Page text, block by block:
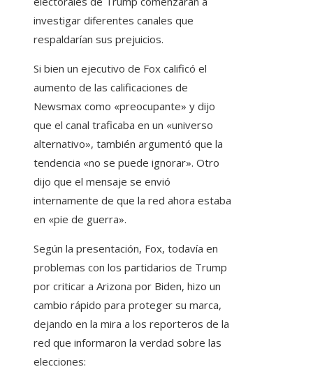
investigar diferentes canales que
respaldarían sus prejuicios.
Si bien un ejecutivo de Fox calificó el
aumento de las calificaciones de
Newsmax como «preocupante» y dijo
que el canal traficaba en un «universo
alternativo», también argumentó que la
tendencia «no se puede ignorar». Otro
dijo que el mensaje se envió
internamente de que la red ahora estaba
en «pie de guerra».
Según la presentación, Fox, todavía en
problemas con los partidarios de Trump
por criticar a Arizona por Biden, hizo un
cambio rápido para proteger su marca,
dejando en la mira a los reporteros de la
red que informaron la verdad sobre las
elecciones: